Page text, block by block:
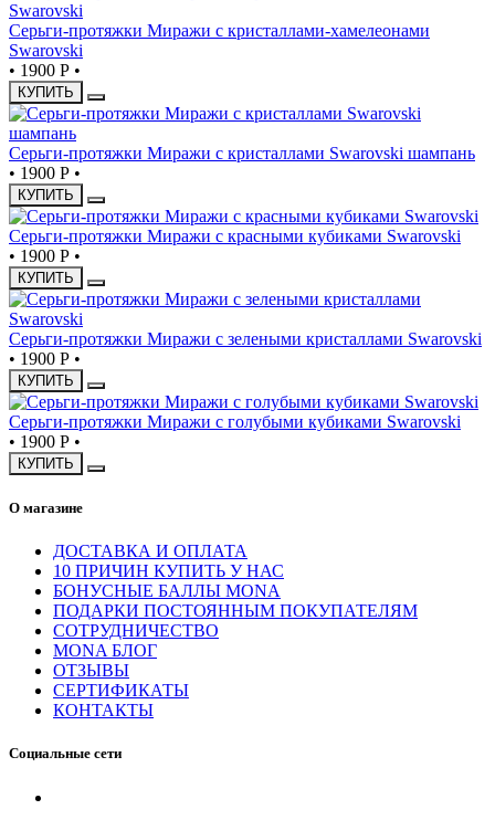
Серьги-протяжки Миражи с кристаллами-хамелеонами
Swarovski
• 1900 Р •
КУПИТЬ
Серьги-протяжки Миражи с кристаллами Swarovski шампань
• 1900 Р •
КУПИТЬ
Серьги-протяжки Миражи с красными кубиками Swarovski
• 1900 Р •
КУПИТЬ
Серьги-протяжки Миражи с зелеными кристаллами Swarovski
• 1900 Р •
КУПИТЬ
Серьги-протяжки Миражи с голубыми кубиками Swarovski
• 1900 Р •
КУПИТЬ
О магазине
ДОСТАВКА И ОПЛАТА
10 ПРИЧИН КУПИТЬ У НАС
БОНУСНЫЕ БАЛЛЫ MONA
ПОДАРКИ ПОСТОЯННЫМ ПОКУПАТЕЛЯМ
СОТРУДНИЧЕСТВО
MONA БЛОГ
ОТЗЫВЫ
СЕРТИФИКАТЫ
КОНТАКТЫ
Социальные сети